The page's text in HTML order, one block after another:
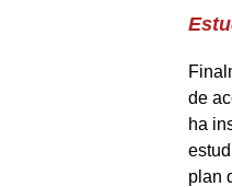
de
ha
plan